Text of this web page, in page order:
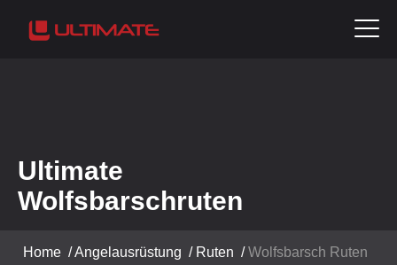
Ultimate
Wolfsbarschruten
Home /Angelausrüstung / Ruten /Wolfsbarsch Ruten